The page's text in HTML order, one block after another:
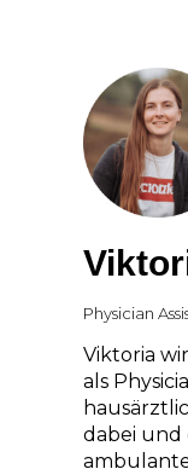
Physician
Viktoria
als
dabei und